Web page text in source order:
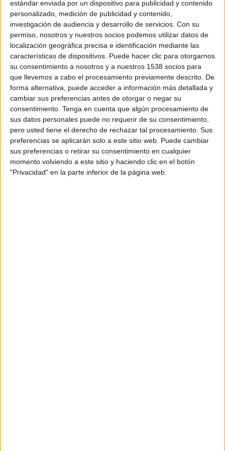
estándar enviada por un dispositivo para publicidad y contenido
personalizado, medición de publicidad y contenido,
investigación de audiencia y desarrollo de servicios. Con su
permiso, nosotros y nuestros socios podemos utilizar datos de
localización geográfica precisa e identificación mediante las
características de dispositivos. Puede hacer clic para otorgarnos
su consentimiento a nosotros y a nuestros 1538 socios para
que llevemos a cabo el procesamiento previamente descrito. De
forma alternativa, puede acceder a información más detallada y
cambiar sus preferencias antes de otorgar o negar su
consentimiento. Tenga en cuenta que algún procesamiento de
sus datos personales puede no requerir de su consentimiento,
pero usted tiene el derecho de rechazar tal procesamiento. Sus
preferencias se aplicarán solo a este sitio web. Puede cambiar
sus preferencias o retirar su consentimiento en cualquier
momento volviendo a este sitio y haciendo clic en el botón
"Privacidad" en la parte inferior de la página web.
máxima responsable del Día C 2022. Las jornadas
de referencia para el colectivo creativo y la
industria publicitaria en España, organizadas
anualmente por estaasociaciónen
colaboración conMeta, tendrá lugar esta
semana en la ciudad vasca de San Sebastián. Los
días 20 y 21 de mayo un buen número de
profesionales de todos los rincones de España y
parte del extranjero pasarán por las salas del
Kursaal para difrutar de un programa de
seminarios, ponencias y grupos de debate
repletos de referentes, tanto nacionales como
internacionales.
El objetivo de esta edición pasa precisamente por